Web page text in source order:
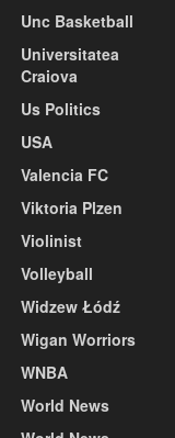
Unc Basketball
Universitatea
Craiova
Us Politics
USA
Valencia FC
Viktoria Plzen
Violinist
Volleyball
Widzew Łódź
Wigan Worriors
WNBA
World News